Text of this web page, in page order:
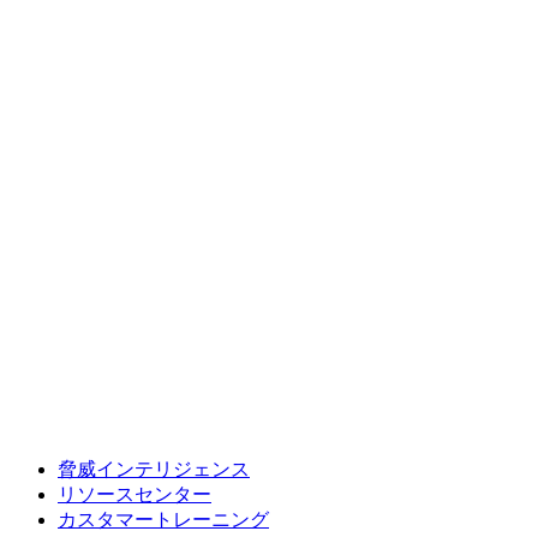
脅威インテリジェンス
リソースセンター
カスタマートレーニング